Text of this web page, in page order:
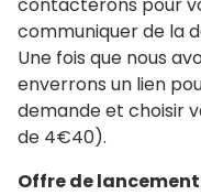
communiquer de la
Une fois que nous
enverrons un lien
demande et choisir
de 4€40).
Offre de